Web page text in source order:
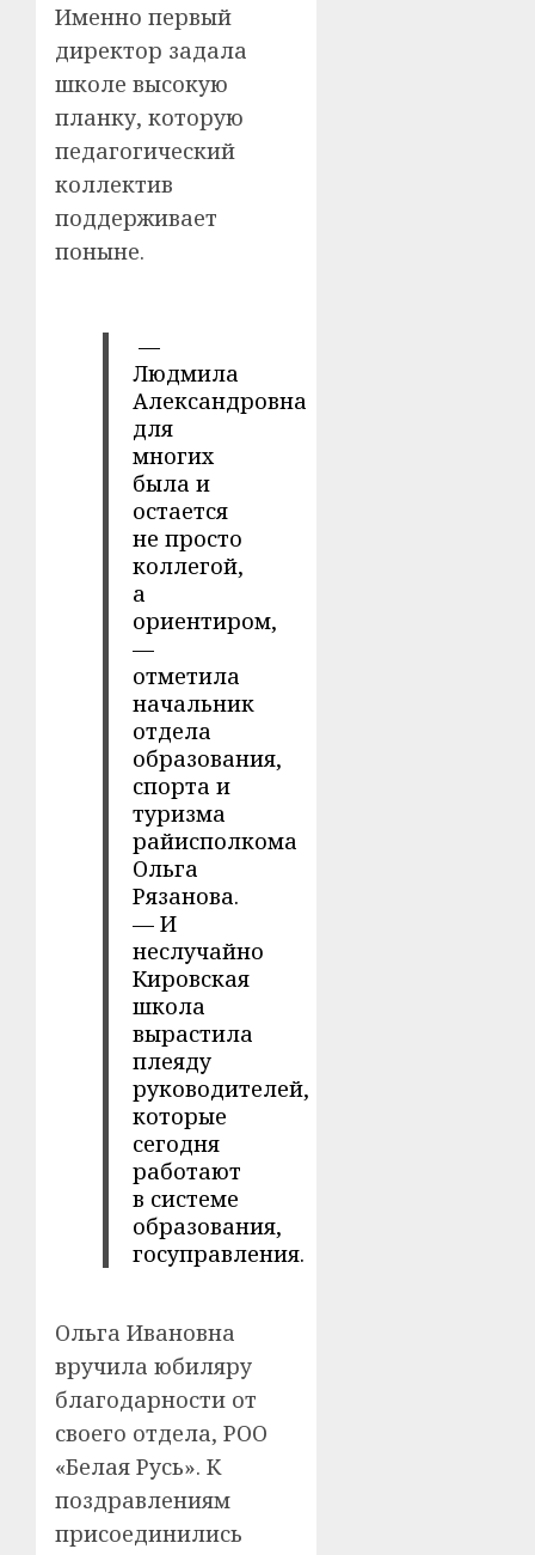
Именно первый
директор задала
школе высокую
планку, которую
педагогический
коллектив
поддерживает
поныне.
—
Людмила
Александровна
для
многих
была и
остается
не просто
коллегой,
а
ориентиром,
—
отметила
начальник
отдела
образования,
спорта и
туризма
райисполкома
Ольга
Рязанова.
— И
неслучайно
Кировская
школа
вырастила
плеяду
руководителей,
которые
сегодня
работают
в системе
образования,
госуправления.
Ольга Ивановна
вручила юбиляру
благодарности от
своего отдела, РОО
«Белая Русь». К
поздравлениям
присоединились